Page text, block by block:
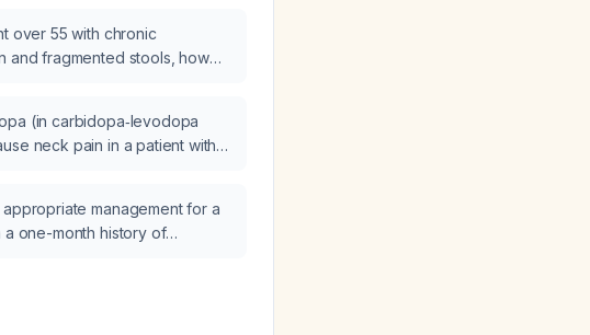
trials and their
over 55 with chronic
and fragmented stools, how
fig (black versus regular)
(in carbidopa‑levodopa
neck pain in a patient with
appropriate management for a
a one-month history of